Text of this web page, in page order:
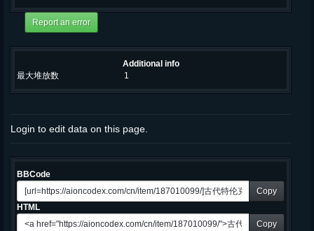
Additional info
最大堆放数
1
Login to edit data on this page.
BBCode
Copy
HTML
Copy